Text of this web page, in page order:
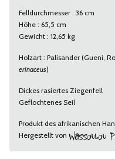
Felldurchmesser : 36 cm
Höhe : 65,5 cm
Gewicht : 12,65 kg
Holzart : Palisander (Gueni,
erinaceus)
Dickes rasiertes Ziegenfell
Geflochtenes Seil
Produkt des afrikanischen
Hergestellt von